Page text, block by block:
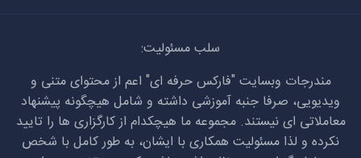
سلب مسئولیت:
مندرجات وبسایت "فارکس حرفه ای" اعم از محتوای متنی و
ویدیویی، صرفا جنبه آموزشی داشته و شامل هیچگونه پیشنهاد
معاملاتی ای نیستند. مجموعه ما هیچکدام از کارگزاری ها را تایید
نکرده و لذا مسئولیت همکاری با ایشان، به طور کامل با شخص